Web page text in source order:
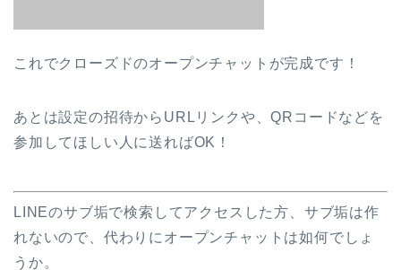
これでクローズドのオープンチャットが完成です！
あとは設定の招待からURLリンクや、QRコードなどを
参加してほしい人に送ればOK！
LINEのサブ垢で検索してアクセスした方、サブ垢は作
れないので、代わりにオープンチャットは如何でしょ
うか。